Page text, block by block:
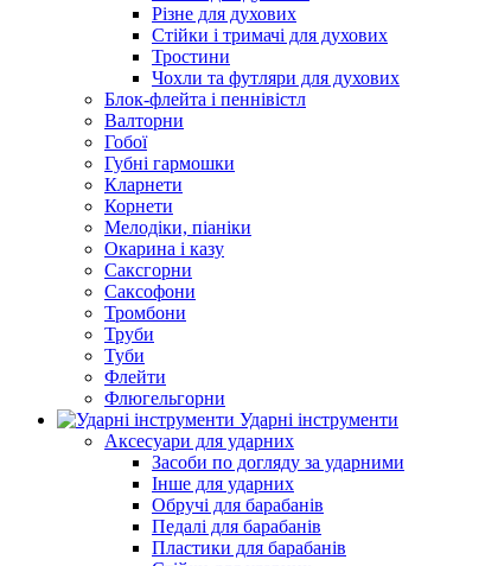
Різне для духових
Стійки і тримачі для духових
Тростини
Чохли та футляри для духових
Блок-флейта і пеннівістл
Валторни
Гобої
Губні гармошки
Кларнети
Корнети
Мелодіки, піаніки
Окарина і казу
Саксгорни
Саксофони
Тромбони
Труби
Туби
Флейти
Флюгельгорни
Ударні інструменти
Аксесуари для ударних
Засоби по догляду за ударними
Інше для ударних
Обручі для барабанів
Педалі для барабанів
Пластики для барабанів